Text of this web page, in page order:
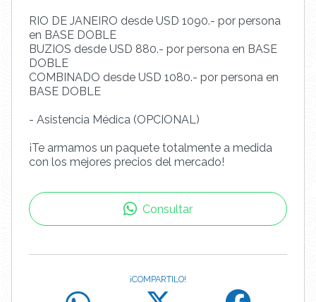
RIO DE JANEIRO desde USD 1090.- por persona
en BASE DOBLE
BUZIOS desde USD 880.- por persona en BASE
DOBLE
COMBINADO desde USD 1080.- por persona en
BASE DOBLE
- Asistencia Médica (OPCIONAL)
¡Te armamos un paquete totalmente a medida
con los mejores precios del mercado!
Consultar
¡COMPARTILO!